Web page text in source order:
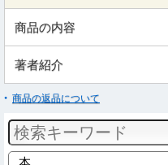
商品の内容
著者紹介
商品の返品について